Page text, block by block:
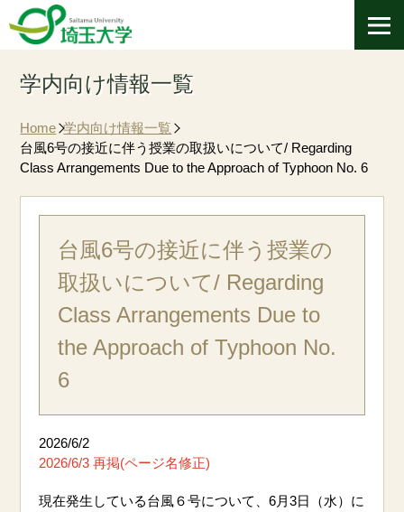
学内向け情報一覧
Home 学内向け情報一覧
台風6号の接近に伴う授業の取扱いについて/ Regarding
Class Arrangements Due to the Approach of Typhoon No. 6
台風6号の接近に伴う授業の
取扱いについて/ Regarding
Class Arrangements Due to
the Approach of Typhoon No.
6
2026/6/2
2026/6/3 再掲(ページ名修正)
現在発生している台風６号について、6月3日（水）に